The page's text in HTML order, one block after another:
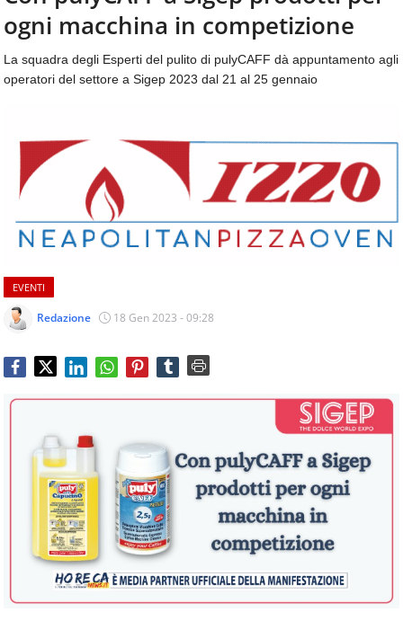
aggiornamenti
quotidiani
temi
come
food
&
beverage,
catering
e
articoli
sul
mondo
dell'alimentazione,
dei
fuoricasa,
Food
tutte
novità
comparto
Horeca.
CONTATTI
ogni macchina in competizione
La squadra degli Esperti del pulito di pulyCAFF dà appuntamento agli
operatori del settore a Sigep 2023 dal 21 al 25 gennaio
EVENTI
Redazione 18 Gen 2023 - 09:28